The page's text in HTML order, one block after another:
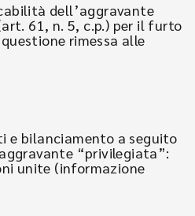
dell’aggravante
61, n. 5, c.p.) per il furto
rimessa alle
e bilanciamento a seguito
“privilegiata”:
unite (informazione